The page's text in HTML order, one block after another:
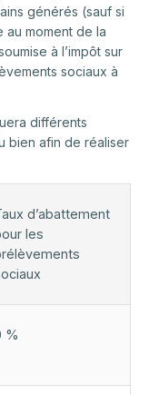
générés (sauf si
moment de la
à l’impôt sur
sociaux à
différents
bien afin de réaliser
d’abattement
les
%